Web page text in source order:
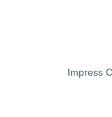
Impress